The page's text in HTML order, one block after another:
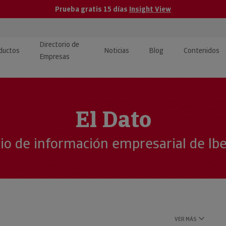
Prueba gratis 15 días Insight View
· Integración de Datos para
y ERP
Directorio de
Empresas
Noticias Blog Contenidos
Económico
Investigada
El Dato
de información empresarial de
VER MÁS